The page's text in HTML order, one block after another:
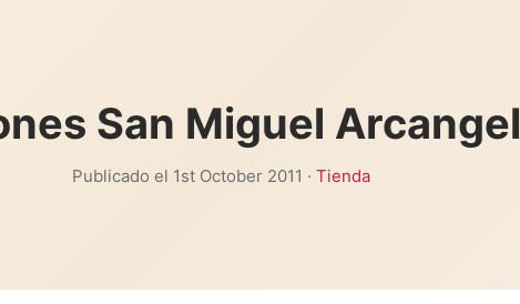
San Miguel Arcangel
Publicado el 1st October 2011 · Tienda